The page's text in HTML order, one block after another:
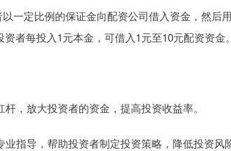
一定比例的保证金向配资公司借入资金，然后
者每投入1元本金，可借入1元至10元配资资金。
，放大投资者的资金，提高投资收益率。
指导，帮助投资者制定投资策略，降低投资风险